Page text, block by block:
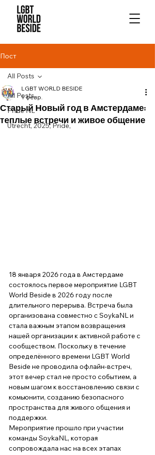
Пост
All Posts
Pride NL
Utrecht, 2025, Pride,
All Posts
Старый Новый год в Амстердаме:
теплые встречи и живое общение
LGBT WORLD BESIDE
1 февр.
18 января 2026 года в Амстердаме
состоялось первое мероприятие LGBT
World Beside в 2026 году после
длительного перерыва. Встреча была
организована совместно с SoykaNL и
стала важным этапом возвращения
нашей организации к активной работе с
сообществом. Поскольку в течение
определённого времени LGBT World
Beside не проводила офлайн-встреч,
этот вечер стал не просто событием, а
новым шагом к восстановлению связи с
комьюнити, созданию безопасного
пространства для живого общения и
поддержки.
Мероприятие прошло при участии
команды SoykaNL, которая
сопровождала нас на всех этапах